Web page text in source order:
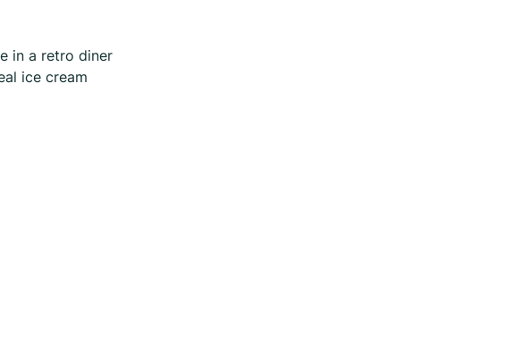
in a retro diner
ice cream